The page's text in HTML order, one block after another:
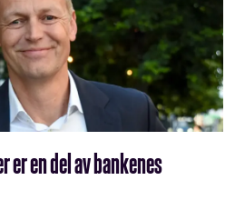
en del av bankenes